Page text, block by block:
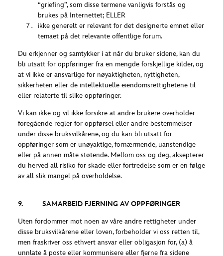
“griefing”, som disse termene vanligvis forstås og
brukes på Internettet; ELLER
ikke generelt er relevant for det designerte emnet eller
temaet på det relevante offentlige forum.
Du erkjenner og samtykker i at når du bruker sidene, kan du
bli utsatt for oppføringer fra en mengde forskjellige kilder, og
at vi ikke er ansvarlige for nøyaktigheten, nyttigheten,
sikkerheten eller de intellektuelle eiendomsrettighetene til
eller relaterte til slike oppføringer.
Vi kan ikke og vil ikke forsikre at andre brukere overholder
foregående regler for oppførsel eller andre bestemmelser
under disse bruksvilkårene, og du kan bli utsatt for
oppføringer som er unøyaktige, fornærmende, uanstendige
eller på annen måte støtende. Mellom oss og deg, aksepterer
du herved all risiko for skade eller fortredelse som er en følge
av all slik mangel på overholdelse.
9. SAMARBEID FJERNING AV OPPFØRINGER
Uten fordommer mot noen av våre andre rettigheter under
disse bruksvilkårene eller loven, forbeholder vi oss retten til,
men fraskriver oss ethvert ansvar eller obligasjon for, (a) å
unnlate å poste eller kommunisere eller fjerne fra sidene